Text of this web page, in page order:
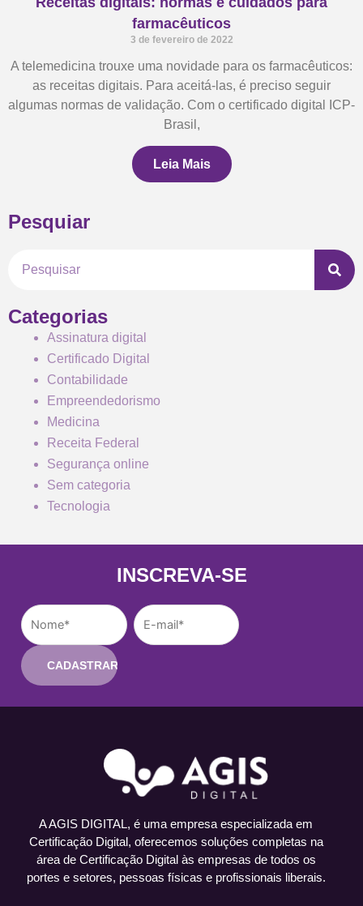
farmacêuticos
3 de fevereiro de 2022
A telemedicina trouxe uma novidade para os farmacêuticos:
as receitas digitais. Para aceitá-las, é preciso seguir
algumas normas de validação. Com o certificado digital ICP-
Brasil,
Leia Mais
Pesquiar
Categorias
Assinatura digital
Certificado Digital
Contabilidade
Empreendedorismo
Medicina
Receita Federal
Segurança online
Sem categoria
Tecnologia
INSCREVA-SE
A AGIS DIGITAL, é uma empresa especializada em
Certificação Digital, oferecemos soluções completas na
área de Certificação Digital às empresas de todos os
portes e setores, pessoas físicas e profissionais liberais.